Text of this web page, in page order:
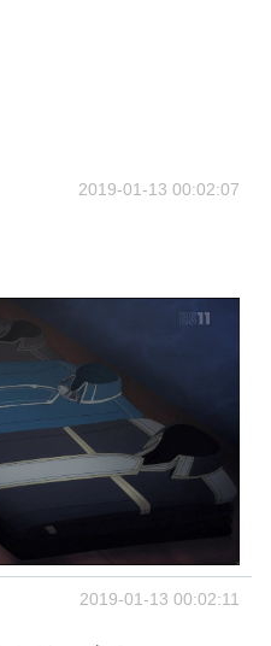
2019-01-13 00:02:07
2019-01-13 00:02:11